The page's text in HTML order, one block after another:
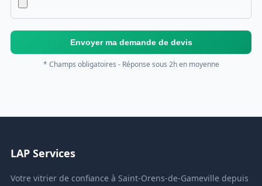
Envoyer ma demande de devis
* Champs obligatoires - Réponse sous 2h en moyenne
LAP Services
Votre vitrier de confiance à Saint-Orens-de-Gameville depuis